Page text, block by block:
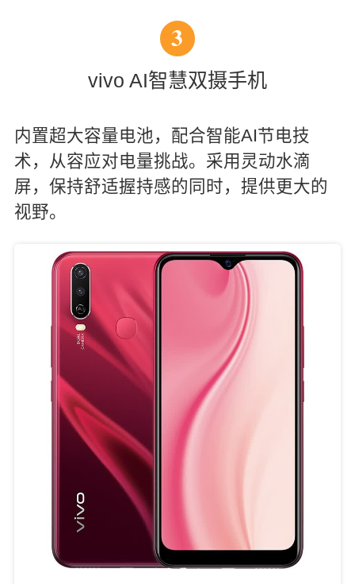
3
vivo AI智慧双摄手机
内置超大容量电池，配合智能AI节电技
术，从容应对电量挑战。采用灵动水滴
屏，保持舒适握持感的同时，提供更大的
视野。